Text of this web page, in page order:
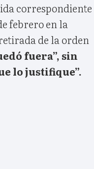
correspondiente
febrero en la
de la orden
fuera”, sin
lo justifique”.